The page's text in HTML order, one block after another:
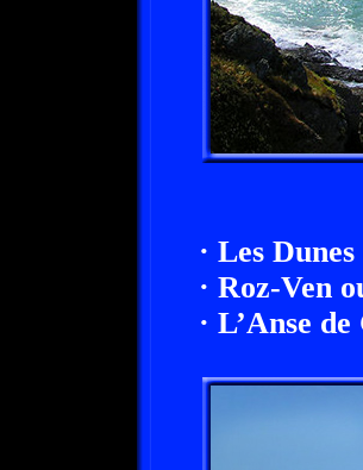
· Les
· Roz-Ven
· L’Anse